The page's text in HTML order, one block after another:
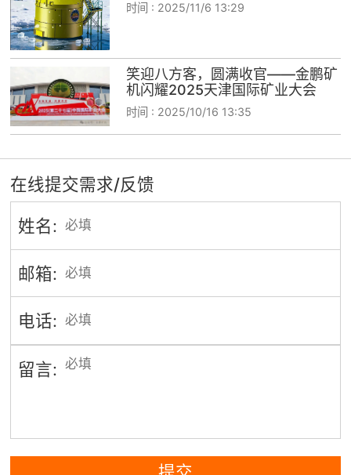
时间 : 2025/11/6 13:29
笑迎八方客，圆满收官——金鹏矿
机闪耀2025天津国际矿业大会
时间 : 2025/10/16 13:35
在线提交需求/反馈
姓名:
邮箱:
电话:
留言: